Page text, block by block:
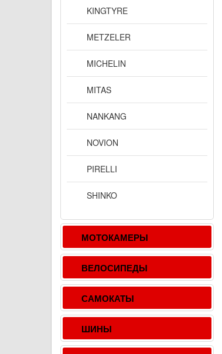
KINGTYRE
METZELER
MICHELIN
MITAS
NANKANG
NOVION
PIRELLI
SHINKO
МОТОКАМЕРЫ
ВЕЛОСИПЕДЫ
САМОКАТЫ
ШИНЫ